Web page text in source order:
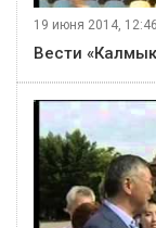
19 июня 2014, 12:46
Вести